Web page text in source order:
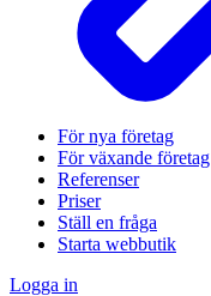
För nya företag
För växande företag
Referenser
Priser
Ställ en fråga
Starta webbutik
Logga in